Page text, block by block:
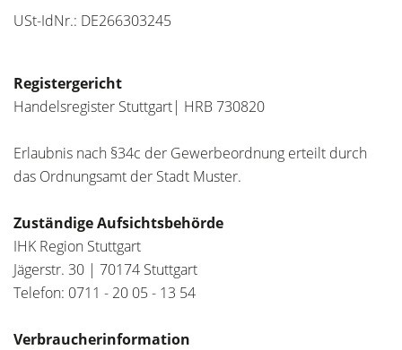
USt-IdNr.: DE266303245
Registergericht
Handelsregister Stuttgart| HRB 730820
Erlaubnis nach §34c der Gewerbeordnung erteilt durch
das Ordnungsamt der Stadt Muster.
Zuständige Aufsichtsbehörde
IHK Region Stuttgart
Jägerstr. 30 | 70174 Stuttgart
Telefon: 0711 - 20 05 - 13 54
Verbraucherinformation